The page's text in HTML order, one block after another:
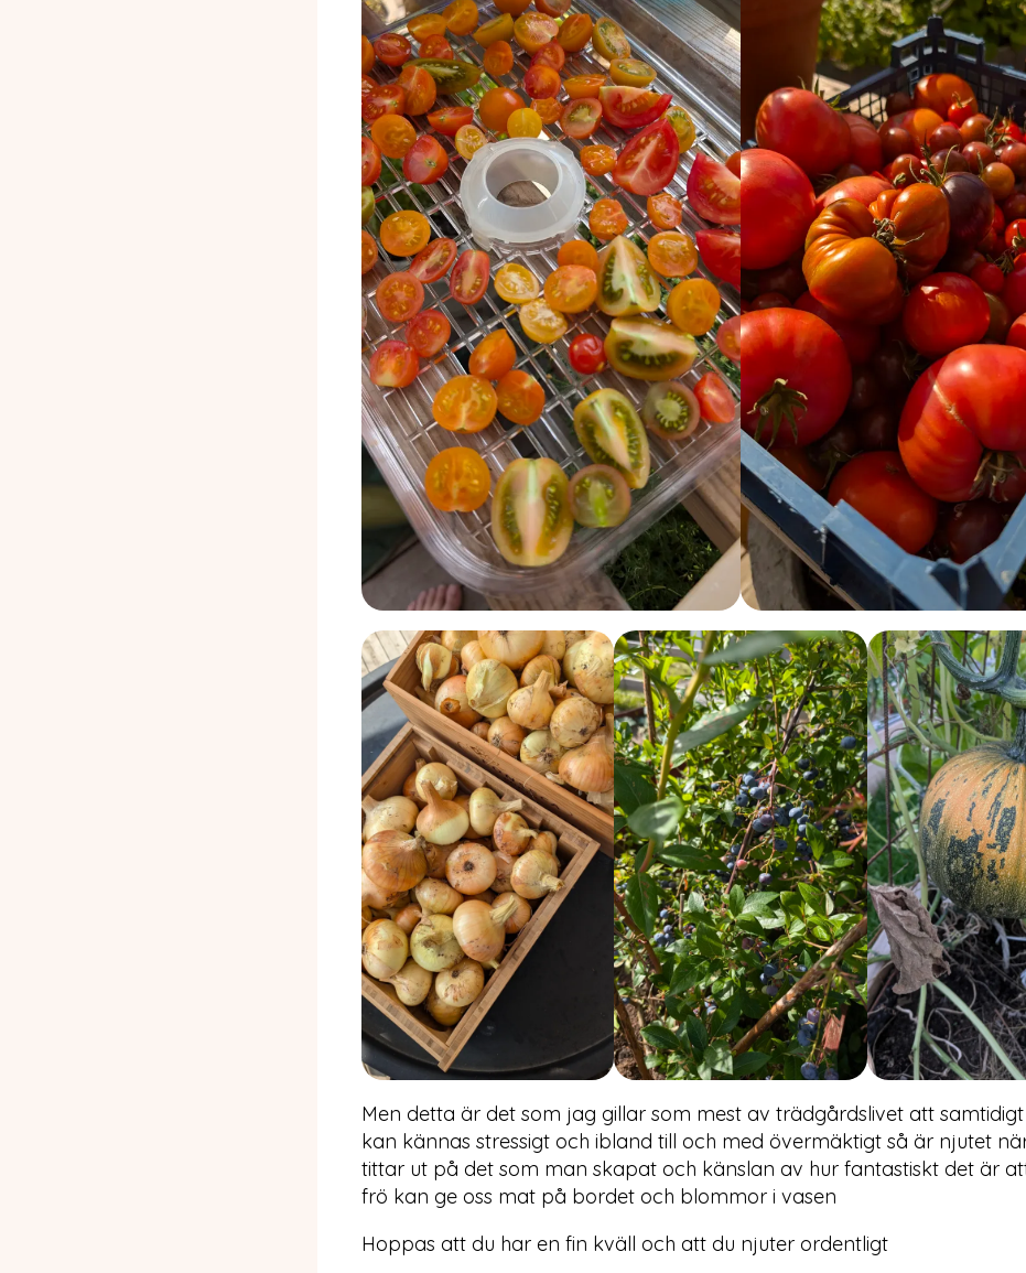
Men detta är det som jag gillar som mest av trädgårdslivet att
kan kännas stressigt och ibland till och med övermäktigt så är njutet
tittar ut på det som man skapat och känslan av hur fantastiskt det är
frö kan ge oss mat på bordet och blommor i vasen
Hoppas att du har en fin kväll och att du njuter ordentligt